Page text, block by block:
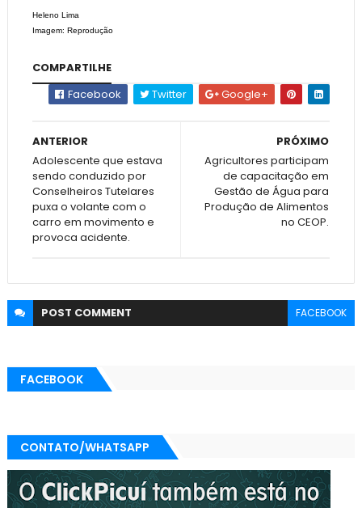
Heleno Lima
Imagem: Reprodução
COMPARTILHE
Facebook
Twitter Google+
PRÓXIMO
Agricultores participam
de capacitação em
Gestão de Água para
Produção de Alimentos
no CEOP.
ANTERIOR
Adolescente que estava
sendo conduzido por
Conselheiros Tutelares
puxa o volante com o
carro em movimento e
provoca acidente.
POST COMMENT FACEBOOK
FACEBOOK
CONTATO/WHATSAPP